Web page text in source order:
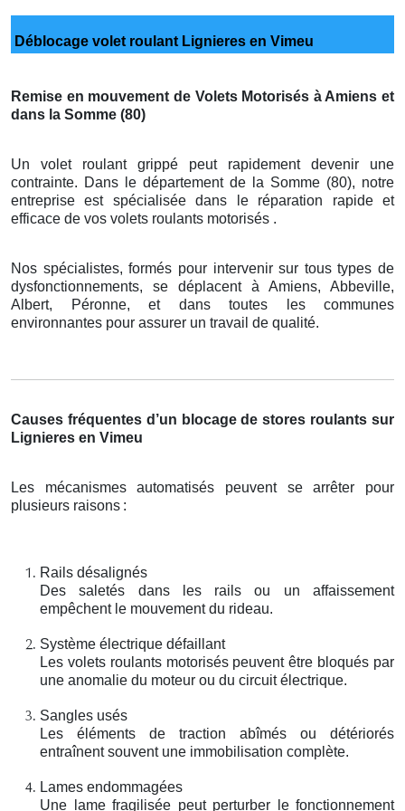
Déblocage volet roulant Lignieres en Vimeu
Remise en mouvement de Volets Motorisés à Amiens et
dans la Somme (80)
Un volet roulant grippé peut rapidement devenir une
contrainte. Dans le département de la Somme (80), notre
entreprise est spécialisée dans le réparation rapide et
efficace de vos volets roulants motorisés .
Nos spécialistes, formés pour intervenir sur tous types de
dysfonctionnements, se déplacent à Amiens, Abbeville,
Albert, Péronne, et dans toutes les communes
environnantes pour assurer un travail de qualité.
Causes fréquentes d’un blocage de stores roulants sur
Lignieres en Vimeu
Les mécanismes automatisés peuvent se arrêter pour
plusieurs raisons :
Rails désalignés
Des saletés dans les rails ou un affaissement
empêchent le mouvement du rideau.
Système électrique défaillant
Les volets roulants motorisés peuvent être bloqués par
une anomalie du moteur ou du circuit électrique.
Sangles usés
Les éléments de traction abîmés ou détériorés
entraînent souvent une immobilisation complète.
Lames endommagées
Une lame fragilisée peut perturber le fonctionnement